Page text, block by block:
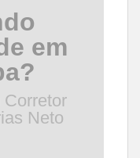
em
Neto